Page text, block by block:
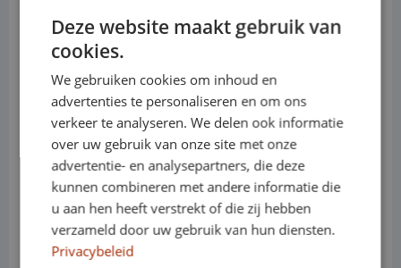
• Motoren (diesel): 2.0 TDI 102, 122, 140 of
177 pk
• Elektrisch: e-Crafter, volledig elektrisch
voor zero-emissie zones
• Transmissie: handgeschakeld of
automaat
• Varianten: L3 / L4 – H2 / H3
Deze website maakt gebruik van
cookies.
We gebruiken cookies om inhoud en
advertenties te personaliseren en om ons
verkeer te analyseren. We delen ook informatie
over uw gebruik van onze site met onze
advertentie- en analysepartners, die deze
kunnen combineren met andere informatie die
u aan hen heeft verstrekt of die zij hebben
verzameld door uw gebruik van hun diensten.
Privacybeleid